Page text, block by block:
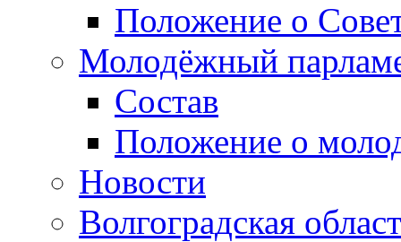
Положение о
Молодёжный
Состав
Положение о
Новости
Волгоградская